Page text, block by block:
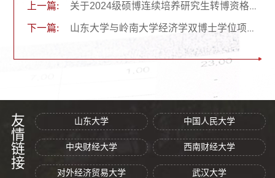
上一篇: 关于2024级硕博连续培养研究生转博资格（新增批次）录取公示
下一篇: 山东大学与岭南大学经济学双博士学位项目2026年报名通知
友情链接 山东大学 中国人民大学
中央财经大学 西南财经大学
对外经济贸易大学 武汉大学